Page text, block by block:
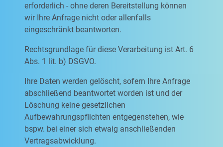
erforderlich - ohne deren Bereitstellung können
wir Ihre Anfrage nicht oder allenfalls
eingeschränkt beantworten.
Rechtsgrundlage für diese Verarbeitung ist Art. 6
Abs. 1 lit. b) DSGVO.
Ihre Daten werden gelöscht, sofern Ihre Anfrage
abschließend beantwortet worden ist und der
Löschung keine gesetzlichen
Aufbewahrungspflichten entgegenstehen, wie
bspw. bei einer sich etwaig anschließenden
Vertragsabwicklung.